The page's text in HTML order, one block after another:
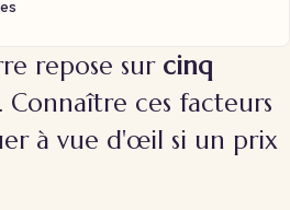
repose sur cinq
. Connaître ces facteurs
à vue d'œil si un prix